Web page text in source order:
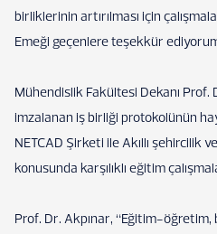
birliklerinin artırılması için
Emeği geçenlere teşekkür
Mühendislik Fakültesi Dekanı Prof.
imzalanan iş birliği protokolünün
NETCAD Şirketi ile Akıllı şehircilik
konusunda karşılıklı eğitim
Prof. Dr. Akpınar, “Eğitim-